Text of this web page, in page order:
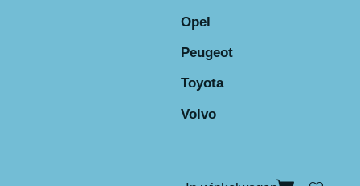
Opel
Peugeot
Toyota
Volvo